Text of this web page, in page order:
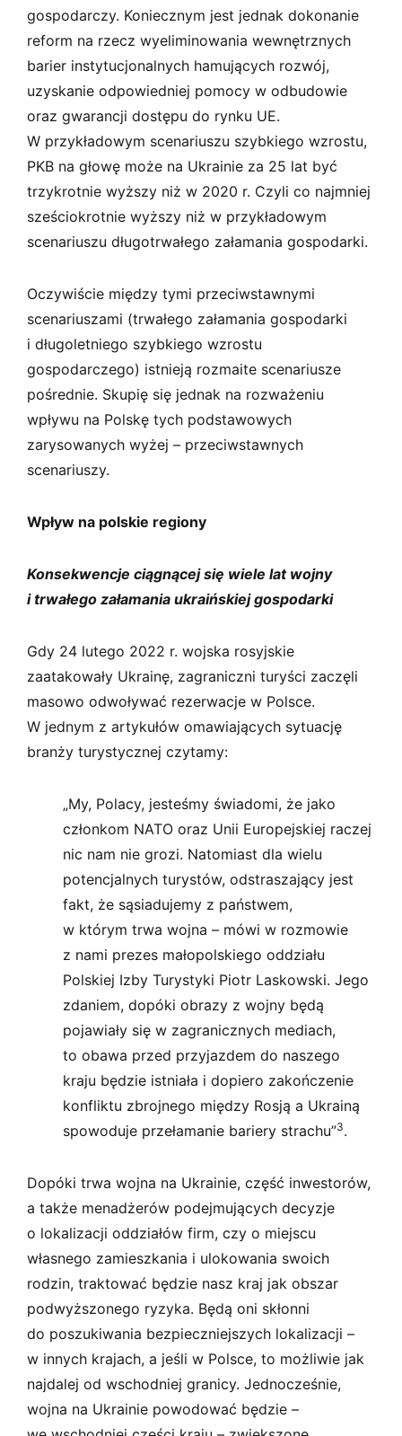
gospodarczy. Koniecznym jest jednak dokonanie
reform na rzecz wyeliminowania wewnętrznych
barier instytucjonalnych hamujących rozwój,
uzyskanie odpowiedniej pomocy w odbudowie
oraz gwarancji dostępu do rynku UE.
W przykładowym scenariuszu szybkiego wzrostu,
PKB na głowę może na Ukrainie za 25 lat być
trzykrotnie wyższy niż w 2020 r. Czyli co najmniej
sześciokrotnie wyższy niż w przykładowym
scenariuszu długotrwałego załamania gospodarki.
Oczywiście między tymi przeciwstawnymi
scenariuszami (trwałego załamania gospodarki
i długoletniego szybkiego wzrostu
gospodarczego) istnieją rozmaite scenariusze
pośrednie. Skupię się jednak na rozważeniu
wpływu na Polskę tych podstawowych
zarysowanych wyżej – przeciwstawnych
scenariuszy.
Wpływ na polskie regiony
Konsekwencje ciągnącej się wiele lat wojny
i trwałego załamania ukraińskiej gospodarki
Gdy 24 lutego 2022 r. wojska rosyjskie
zaatakowały Ukrainę, zagraniczni turyści zaczęli
masowo odwoływać rezerwacje w Polsce.
W jednym z artykułów omawiających sytuację
branży turystycznej czytamy:
„My, Polacy, jesteśmy świadomi, że jako
członkom NATO oraz Unii Europejskiej raczej
nic nam nie grozi. Natomiast dla wielu
potencjalnych turystów, odstraszający jest
fakt, że sąsiadujemy z państwem,
w którym trwa wojna – mówi w rozmowie
z nami prezes małopolskiego oddziału
Polskiej Izby Turystyki Piotr Laskowski. Jego
zdaniem, dopóki obrazy z wojny będą
pojawiały się w zagranicznych mediach,
to obawa przed przyjazdem do naszego
kraju będzie istniała i dopiero zakończenie
konfliktu zbrojnego między Rosją a Ukrainą
spowoduje przełamanie bariery strachu”3.
Dopóki trwa wojna na Ukrainie, część inwestorów,
a także menadżerów podejmujących decyzje
o lokalizacji oddziałów firm, czy o miejscu
własnego zamieszkania i ulokowania swoich
rodzin, traktować będzie nasz kraj jak obszar
podwyższonego ryzyka. Będą oni skłonni
do poszukiwania bezpieczniejszych lokalizacji –
w innych krajach, a jeśli w Polsce, to możliwie jak
najdalej od wschodniej granicy. Jednocześnie,
wojna na Ukrainie powodować będzie –